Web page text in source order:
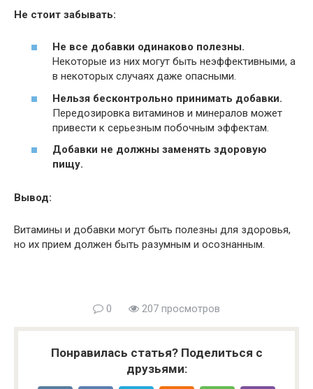
Не стоит забывать:
Не все добавки одинаково полезны.
Некоторые из них могут быть неэффективными, а
в некоторых случаях даже опасными.
Нельзя бесконтрольно принимать добавки.
Передозировка витаминов и минералов может
привести к серьезным побочным эффектам.
Добавки не должны заменять здоровую
пищу.
Вывод:
Витамины и добавки могут быть полезны для здоровья,
но их прием должен быть разумным и осознанным.
0 207 просмотров
Понравилась статья? Поделиться с
друзьями: